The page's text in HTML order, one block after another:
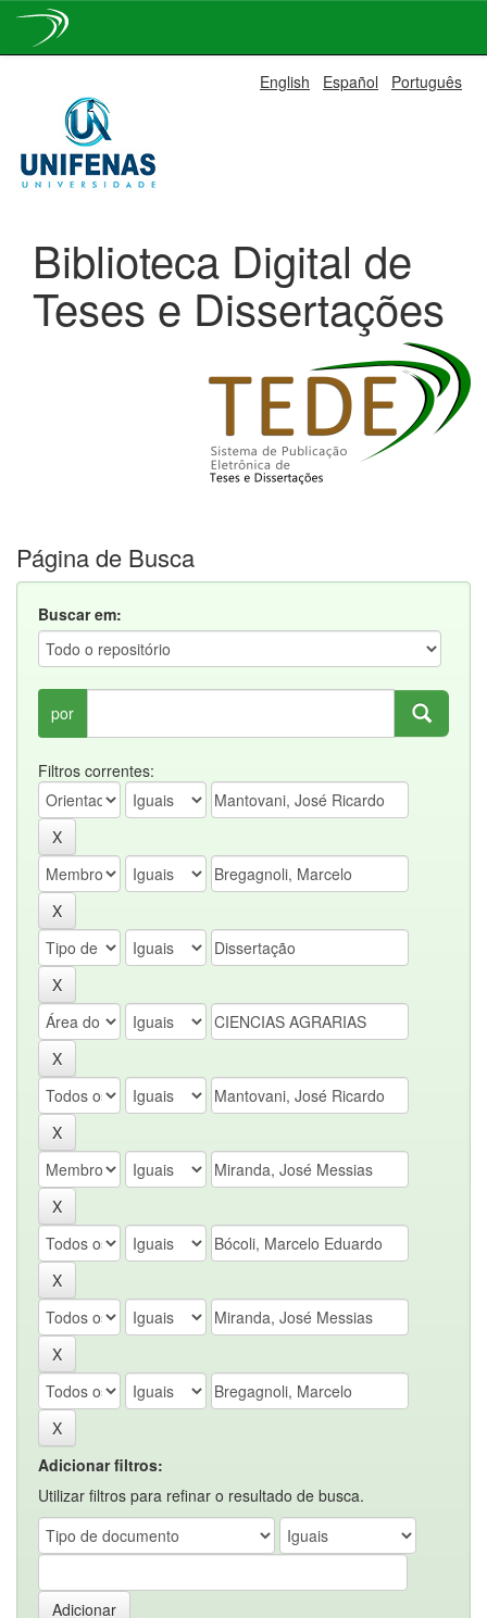
navigation
English Español Português
Biblioteca Digital de
Teses e Dissertações
Página de Busca
Buscar em:
por
Filtros correntes:
Adicionar filtros:
Utilizar filtros para refinar o resultado de busca.